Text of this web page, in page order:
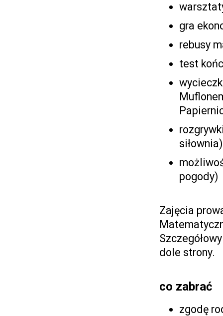
gra
rebusy
test
siłownia)
pogody)
Zajęcia
dole strony.
co zabrać
zgodę